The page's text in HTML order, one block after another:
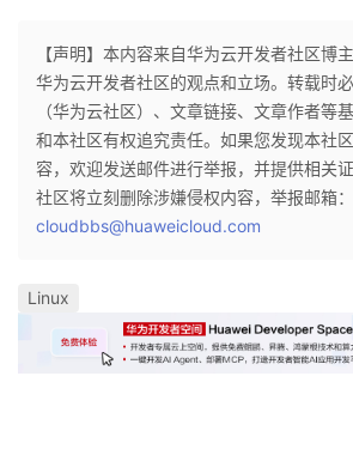
【声明】本内容来自华为云开发者社区博
华为云开发者社区的观点和立场。转载时
（华为云社区）、文章链接、文章作者等
和本社区有权追究责任。如果您发现本社
容，欢迎发送邮件进行举报，并提供相关
社区将立刻删除涉嫌侵权内容，举报邮箱：
cloudbbs@huaweicloud.com
Linux